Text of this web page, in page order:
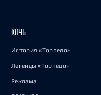
КЛУБ
История «Торпедо»
Легенды «Торпедо»
Реклама